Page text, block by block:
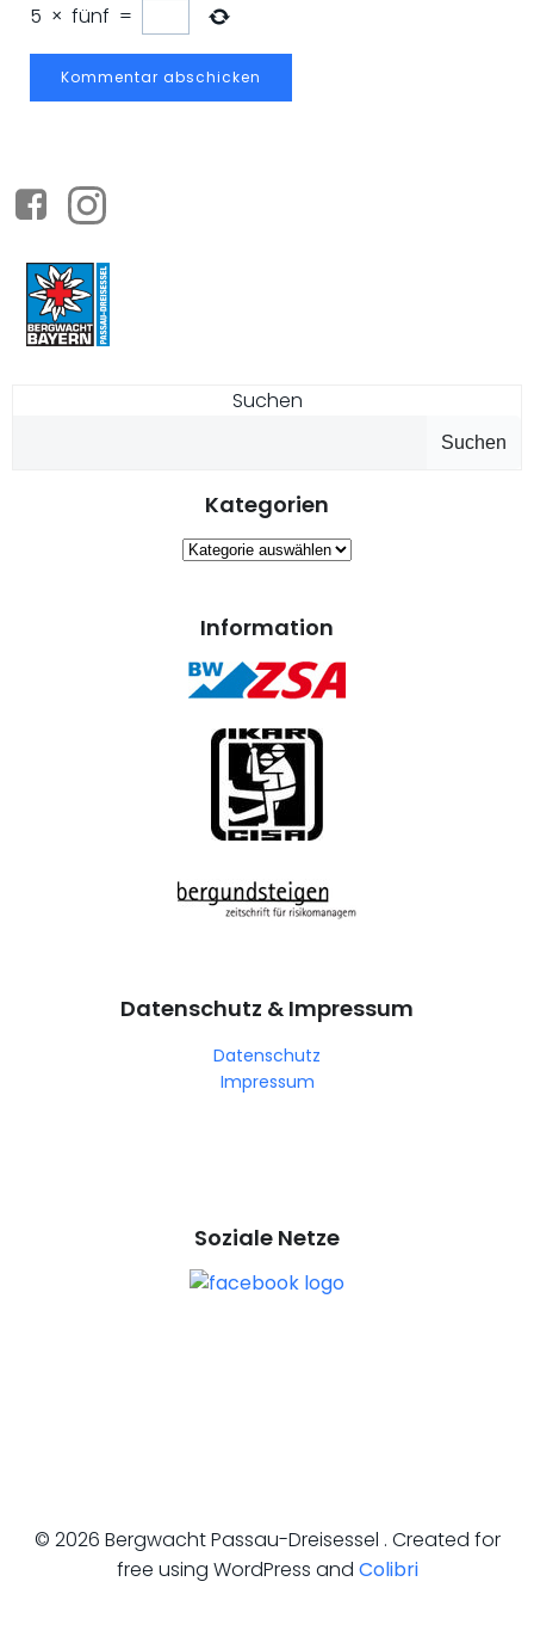
5 × fünf =
Suchen
Suchen
Kategorien
Kategorien
Information
Datenschutz & Impressum
Datenschutz
Impressum
Soziale Netze
© 2026 Bergwacht Passau-Dreisessel . Created for
free using WordPress and Colibri